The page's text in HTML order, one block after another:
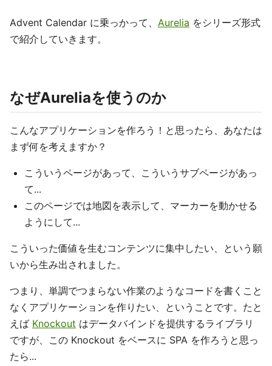
Advent Calendar に乗っかって、 Aurelia をシリーズ形式
で紹介していきます。
なぜAureliaを使うのか
こんなアプリケーションを作ろう！と思ったら、あなたは
まず何を考えますか？
こういうページがあって、こういうサブページがあっ
て...
このページでは地図を表示して、マーカーを動かせる
ようにして...
こういった価値を生むコンテンツに集中したい、という願
いから生み出されました。
つまり、単調でつまらない作業のようなコードを書くこと
なくアプリケーションを作りたい、ということです。たと
えば Knockout はデータバインドを提供するライブラリ
ですが、この Knockout をベースに SPA を作ろうと思っ
たら...